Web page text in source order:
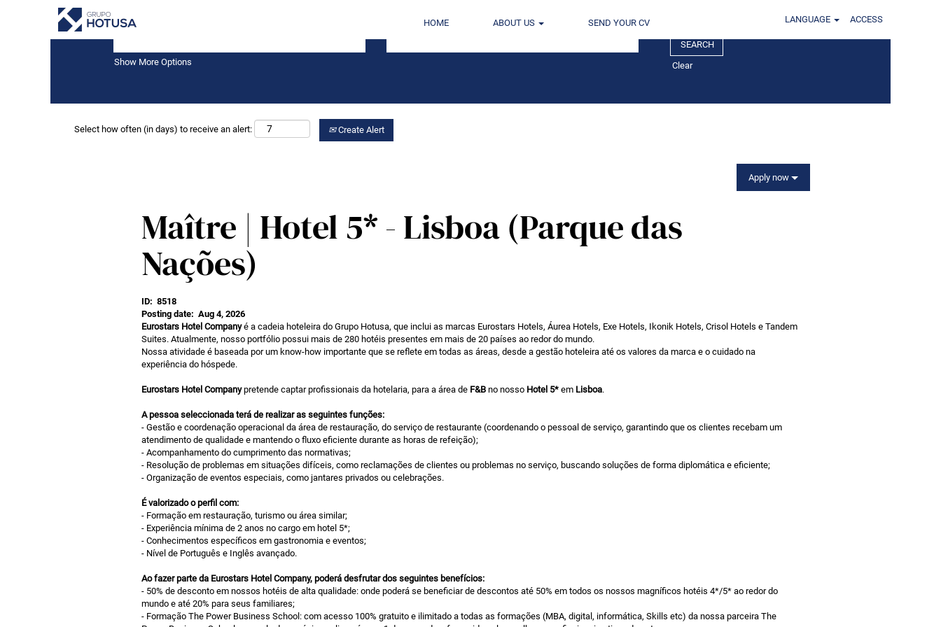
HOME ABOUT US SEND YOUR CV LANGUAGE ACCESS
Keyword
Show More Options Clear
Select how often (in days) to receive an alert: Create Alert
Apply now
Maître | Hotel 5* - Lisboa (Parque das
Nações)
ID: 8518
Posting date: Aug 4, 2026
Eurostars Hotel Companyé a cadeia hoteleira do Grupo Hotusa, que inclui as marcas Eurostars Hotels, Áurea Hotels, Exe Hotels, Ikonik Hotels, Crisol Hotels e Tandem
Suites. Atualmente, nosso portfólio possui mais de 280 hotéis presentes em mais de 20 países ao redor do mundo.
Nossa atividade é baseada por um know-how importante que se reflete em todas as áreas, desde a gestão hoteleira até os valores da marca e o cuidado na
experiência do hóspede.
Eurostars Hotel Companypretende captar profissionais da hotelaria, para a área de F&B no nosso Hotel 5* em Lisboa.
A pessoa seleccionada terá de realizar as seguintes funções:
- Gestão e coordenação operacional da área de restauração, do serviço de restaurante (coordenando o pessoal de serviço, garantindo que os clientes recebam um
atendimento de qualidade e mantendo o fluxo eficiente durante as horas de refeição);
- Acompanhamento do cumprimento das normativas;
- Resolução de problemas em situações difíceis, como reclamações de clientes ou problemas no serviço, buscando soluções de forma diplomática e eficiente;
- Organização de eventos especiais, como jantares privados ou celebrações.
É valorizado o perfil com:
- Formação em restauração, turismo ou área similar;
- Experiência mínima de 2 anos no cargo em hotel 5*;
- Conhecimentos específicos em gastronomia e eventos;
- Nível de Português e Inglês avançado.
Ao fazer parte da Eurostars Hotel Company, poderá desfrutar dos seguintes benefícios:
- 50% de desconto em nossos hotéis de alta qualidade: onde poderá se beneficiar de descontos até 50% em todos os nossos magníficos hotéis 4*/5* ao redor do
mundo e até 20% para seus familiares;
- Formação The Power Business School: com acesso 100% gratuito e ilimitado a todas as formações (MBA, digital, informática, Skills etc) da nossa parceira The